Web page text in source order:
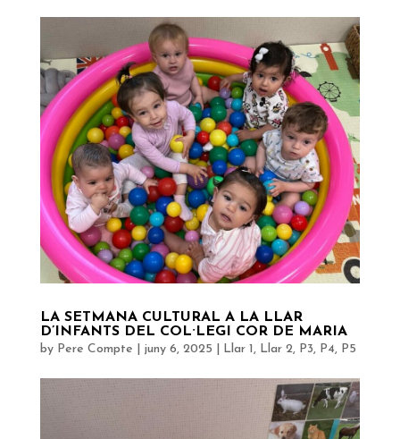
LA SETMANA CULTURAL A LA LLAR
D’INFANTS DEL COL·LEGI COR DE MARIA
by Pere Compte juny 6, 2025 Llar 1, Llar 2, P3, P4, P5